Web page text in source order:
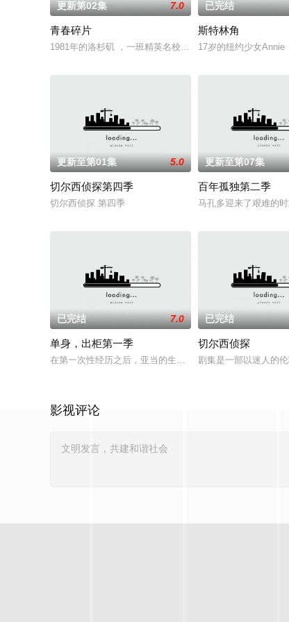
更新第02集 7.0
青春碎片
1981年的洛杉矶 ，一班精英名校的高中生原本过住灿烂生
已完结
斯特林角
17岁的纽约少女Annie
更新至第01集 5.0
切尔西侦探第四季
切尔西侦探 第四季
更新至第07集
百年孤独第二季
马孔多迎来了艰难的
已完结 7.0
单身，出柜第一季
在第一次性经历之后，亚当的生活永远地改变了。在平衡
已完结
切尔西侦探
剧集是一部以迷人的
影视评论